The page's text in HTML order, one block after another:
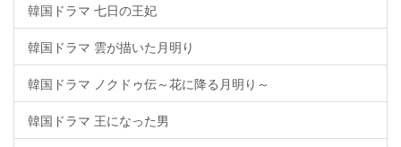
韓国ドラマ 七日の王妃
韓国ドラマ 雲が描いた月明り
韓国ドラマ ノクドゥ伝～花に降る月明り～
韓国ドラマ 王になった男